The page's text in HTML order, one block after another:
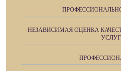
НЕЗАВИСИМАЯ ОЦЕНКА
УСЛУГ